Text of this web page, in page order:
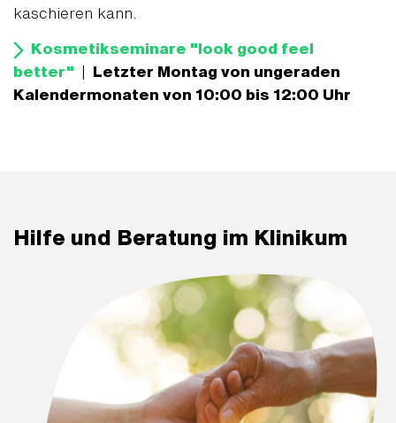
kaschieren kann.
Kosmetikseminare "look good feel
better"
Letzter Montag von ungeraden
Kalendermonaten von 10:00 bis 12:00 Uhr
Hilfe und Beratung im Klinikum